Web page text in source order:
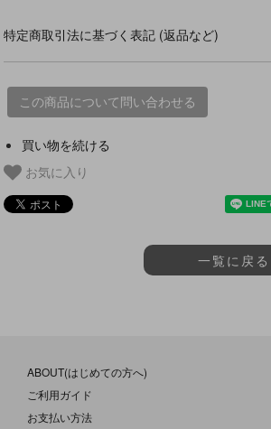
特定商取引法に基づく表記 (返品など)
この商品について問い合わせる
買い物を続ける
お気に入り
一覧に戻る
ABOUT(はじめての方へ)
ご利用ガイド
お支払い方法